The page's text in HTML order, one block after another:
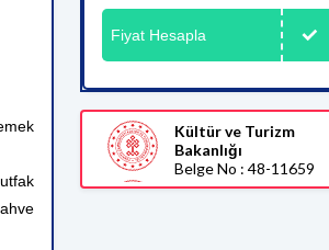
Fiyat Hesapla
Kültür ve Turizm
Bakanlığı
Belge No : 48-11659